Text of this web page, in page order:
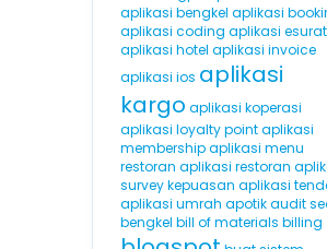
aplikasi bengkel aplikasi
aplikasi coding aplikasi esurat
aplikasi hotel aplikasi invoice
aplikasi ios aplikasi
kargo aplikasi koperasi
aplikasi loyalty point aplikasi
membership aplikasi menu
restoran aplikasi restoran
survey kepuasan aplikasi
aplikasi umrah apotik audit
bengkel bill of materials billing